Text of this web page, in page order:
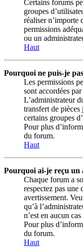
Certains forums
groupes
réaliser n’importe
permissions
ou un
Haut
Pourquoi ne puis-je
Les permissions
sont accordées
L’administrateur
transfert de
certains groupes
Pour plus
du forum.
Haut
Pourquoi ai-je reçu un
Chaque forum a
respectez pas une
avertissement.
qu’à
n’est en aucun
Pour plus
du forum.
Haut